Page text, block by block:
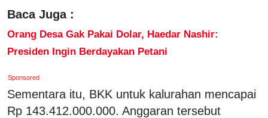
Baca Juga :
Orang Desa Gak Pakai Dolar, Haedar Nashir:
Presiden Ingin Berdayakan Petani
Sponsored
Sementara itu, BKK untuk kalurahan mencapai
Rp 143.412.000.000. Anggaran tersebut